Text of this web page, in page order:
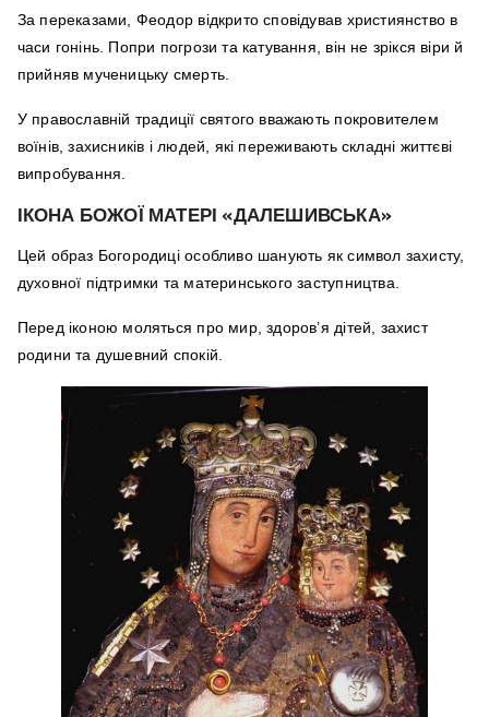
За переказами, Феодор відкрито сповідував християнство в
часи гонінь. Попри погрози та катування, він не зрікся віри й
прийняв мученицьку смерть.
У православній традиції святого вважають покровителем
воїнів, захисників і людей, які переживають складні життєві
випробування.
ІКОНА БОЖОЇ МАТЕРІ «ДАЛЕШИВСЬКА»
Цей образ Богородиці особливо шанують як символ захисту,
духовної підтримки та материнського заступництва.
Перед іконою моляться про мир, здоров’я дітей, захист
родини та душевний спокій.